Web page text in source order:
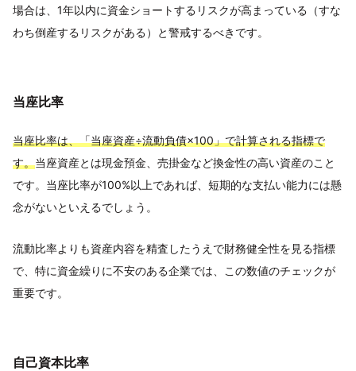
場合は、1年以内に資金ショートするリスクが高まっている（すな
わち倒産するリスクがある）と警戒するべきです。
当座比率
当座比率は、「当座資産÷流動負債×100」で計算される指標で
す。当座資産とは現金預金、売掛金など換金性の高い資産のこと
です。当座比率が100%以上であれば、短期的な支払い能力には懸
念がないといえるでしょう。
流動比率よりも資産内容を精査したうえで財務健全性を見る指標
で、特に資金繰りに不安のある企業では、この数値のチェックが
重要です。
自己資本比率